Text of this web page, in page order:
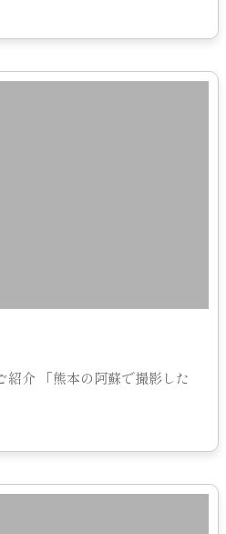
紹介 「熊本の阿蘇で撮影した